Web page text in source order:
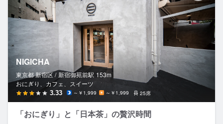
NIGICHA
東京都 新宿区 / 新宿御苑前駅 153m
おにぎり、カフェ、スイーツ
3.33 ～￥1,999 ～￥1,999 25席
「おにぎり」と「日本茶」の贅沢時間